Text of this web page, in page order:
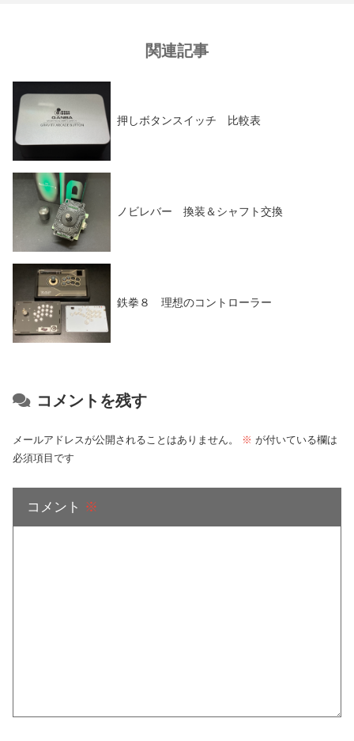
関連記事
押しボタンスイッチ 比較表
ノビレバー 換装＆シャフト交換
鉄拳８ 理想のコントローラー
コメントを残す
メールアドレスが公開されることはありません。 ※ が付いている欄は
必須項目です
コメント ※